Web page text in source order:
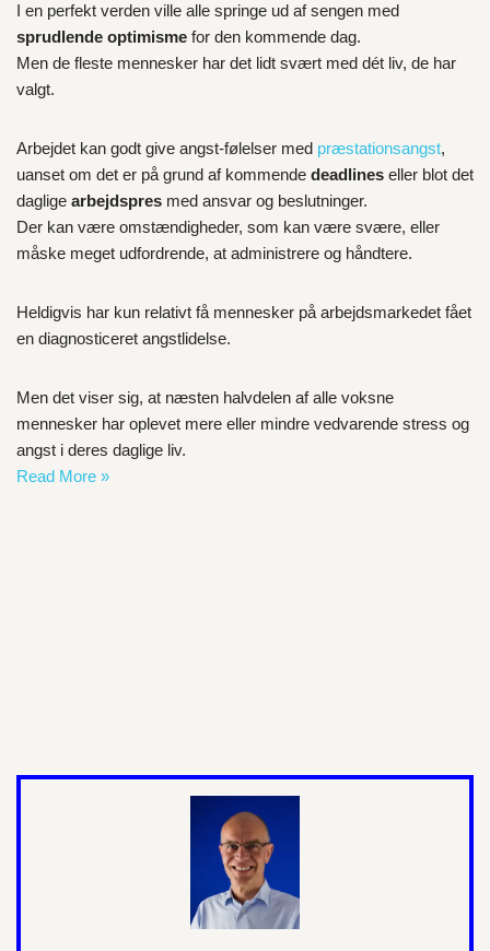
I en perfekt verden ville alle springe ud af sengen med
sprudlende optimisme for den kommende dag.
Men de fleste mennesker har det lidt svært med dét liv, de har
valgt.
Arbejdet kan godt give angst-følelser med præstationsangst,
uanset om det er på grund af kommende deadlines eller blot det
daglige arbejdspres med ansvar og beslutninger.
Der kan være omstændigheder, som kan være svære, eller
måske meget udfordrende, at administrere og håndtere.
Heldigvis har kun relativt få mennesker på arbejdsmarkedet fået
en diagnosticeret angstlidelse.
Men det viser sig, at næsten halvdelen af alle voksne
mennesker har oplevet mere eller mindre vedvarende stress og
angst i deres daglige liv.
Read More »